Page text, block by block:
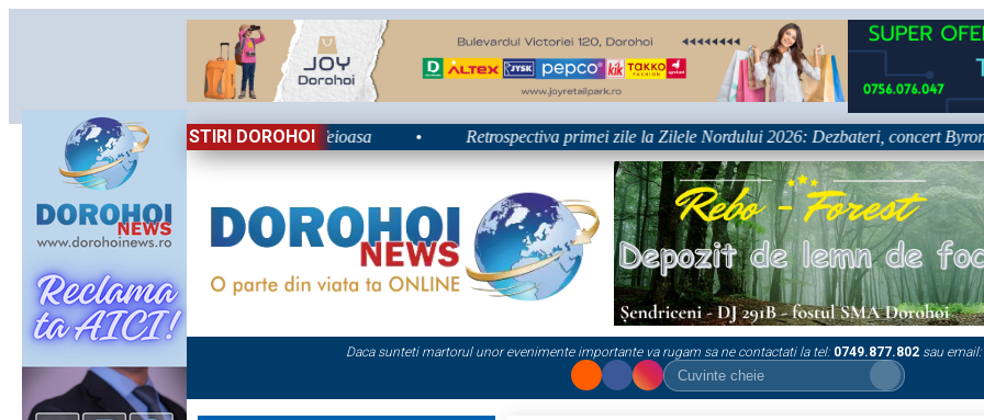
STIRI DOROHOI
2026: Energie și nostalgie în Poiana Teioasa • Retrospectiva primei zile la Zilele Nordului 2026: Dezbateri, concert Byron și
Daca sunteti martorul unor evenimente importante va rugam sa ne contactati la tel: 0749.877.802 sau email: